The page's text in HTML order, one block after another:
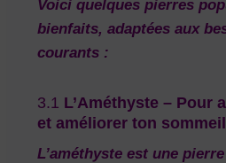
Voici quelques pierres
bienfaits, adaptées aux
courants :
3.1 L’Améthyste – Pour
et améliorer ton
L’améthyste est une